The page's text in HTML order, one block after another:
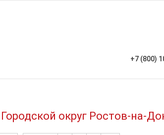
+7 (800)
округ Ростов-на-